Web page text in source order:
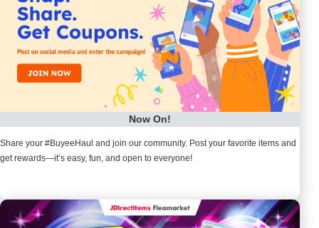
Now On!
Share your #BuyeeHaul and join our community. Post your favorite items and
get rewards—it’s easy, fun, and open to everyone!